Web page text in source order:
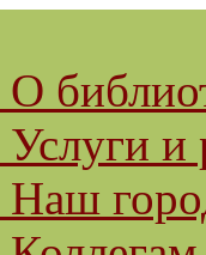
О
Услуги и
Наш